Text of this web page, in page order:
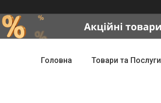
Головна Товари та Послуги